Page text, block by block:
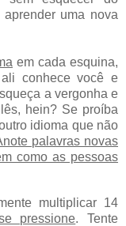
uma nova
em cada esquina,
conhece você e
a vergonha e
hein? Se proíba
idioma que não
palavras novas
como as pessoas
multiplicar 14
pressione. Tente